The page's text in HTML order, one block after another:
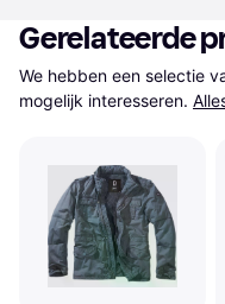
Gerelateerde
We hebben een selectie
mogelijk interesseren.